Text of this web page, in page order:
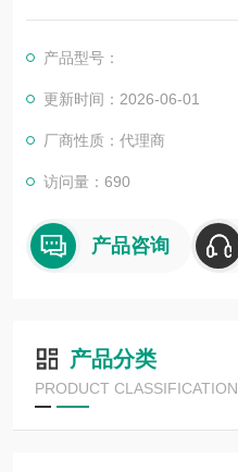
产品型号：
更新时间：2026-06-01
厂商性质：代理商
访问量：690
产品咨询
产品分类
PRODUCT CLASSIFICATION